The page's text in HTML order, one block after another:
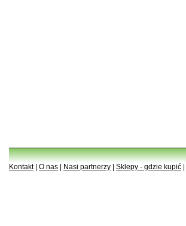
Kontakt| O nas Nasi partnerzy Sklepy - gdzie kupić